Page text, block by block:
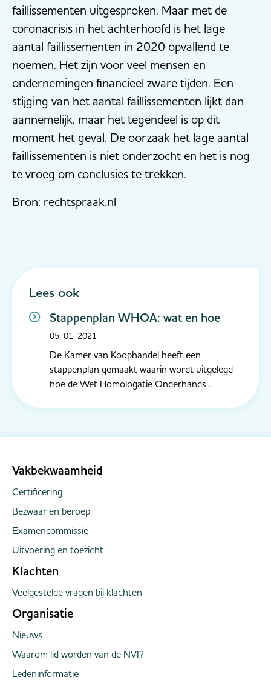
faillissementen uitgesproken. Maar met de
coronacrisis in het achterhoofd is het lage
aantal faillissementen in 2020 opvallend te
noemen. Het zijn voor veel mensen en
ondernemingen financieel zware tijden. Een
stijging van het aantal faillissementen lijkt dan
aannemelijk, maar het tegendeel is op dit
moment het geval. De oorzaak het lage aantal
faillissementen is niet onderzocht en het is nog
te vroeg om conclusies te trekken.
Bron: rechtspraak.nl
Lees ook
Stappenplan WHOA: wat en hoe
05-01-2021
De Kamer van Koophandel heeft een
stappenplan gemaakt waarin wordt uitgelegd
hoe de Wet Homologatie Onderhands
Vakbekwaamheid
Certificering
Bezwaar en beroep
Examencommissie
Uitvoering en toezicht
Klachten
Veelgestelde vragen bij klachten
Organisatie
Nieuws
Waarom lid worden van de NVI?
Ledeninformatie